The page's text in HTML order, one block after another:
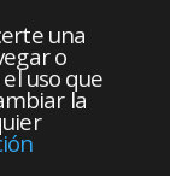
una
o
uso que
la